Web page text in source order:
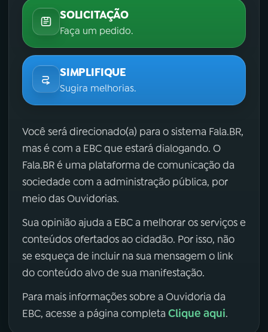
SOLICITAÇÃO
Faça um pedido.
SIMPLIFIQUE
Sugira melhorias.
Você será direcionado(a) para o sistema Fala.BR,
mas é com a EBC que estará dialogando. O
Fala.BR é uma plataforma de comunicação da
sociedade com a administração pública, por
meio das Ouvidorias.
Sua opinião ajuda a EBC a melhorar os serviços e
conteúdos ofertados ao cidadão. Por isso, não
se esqueça de incluir na sua mensagem o link
do conteúdo alvo de sua manifestação.
Para mais informações sobre a Ouvidoria da
EBC, acesse a página completa Clique aqui.